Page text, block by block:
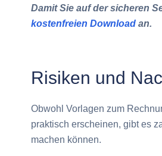
Damit Sie auf der sicheren
kostenfreien Download an.
Risiken und
Obwohl Vorlagen zum
praktisch erscheinen, gibt es
machen können.